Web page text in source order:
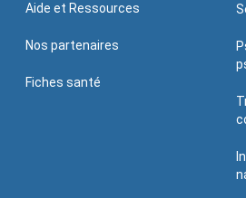
Aide et Ressources
Nos partenaires
Fiches santé